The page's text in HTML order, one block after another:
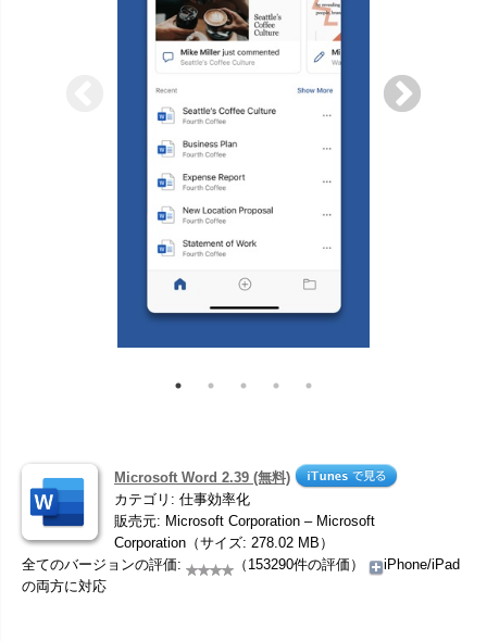
Microsoft Word 2.39 (無料)
カテゴリ: 仕事効率化
販売元: Microsoft Corporation – Microsoft
Corporation（サイズ: 278.02 MB）
全てのバージョンの評価:
（153290件の評価）
iPhone/iPad
の両方に対応